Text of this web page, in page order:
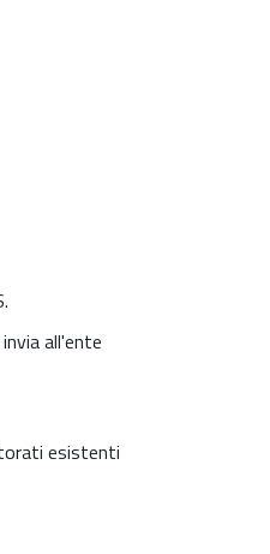
all'ente
esistenti